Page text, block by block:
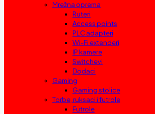
Mrežna oprema
Ruteri
Access points
PLC adapteri
Wi-Fi extenderi
IP kamere
Switchevi
Dodaci
Gaming
Gaming stolice
Torbe, ruksaci i futrole
Futrole